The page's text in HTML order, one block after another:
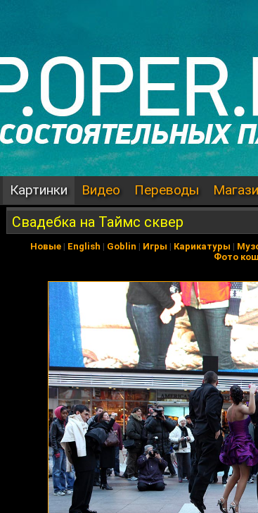
Картинки Видео Переводы
Свадебка на Таймс сквер
Новые| English | Goblin | Игры | Карикатуры |
Фото